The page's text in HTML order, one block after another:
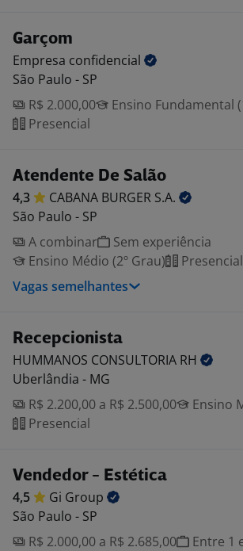
Garçom
Empresa confidencial
São Paulo - SP
R$ 2.000,00
Ensino Fundamental
Presencial
Atendente De Salão
4,3 CABANA BURGER S.A.
São Paulo - SP
A combinar
Sem experiência
Ensino Médio (2º Grau)
Presencial
Vagas semelhantes
Recepcionista
HUMMANOS CONSULTORIA RH
Uberlândia - MG
R$ 2.200,00 a R$ 2.500,00
Ensino
Presencial
Vendedor - Estética
4,5 Gi Group
São Paulo - SP
R$ 2.000,00 a R$ 2.685,00
Entre 1